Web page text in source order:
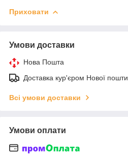
Приховати
Умови доставки
Нова Пошта
Доставка кур'єром Нової пошти
Всі умови доставки
Умови оплати